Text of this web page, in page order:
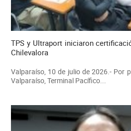
TPS y Ultraport iniciaron
Chilevalora
Valparaíso, 10 de julio de 2026.- Por
Valparaíso, Terminal Pacífico...